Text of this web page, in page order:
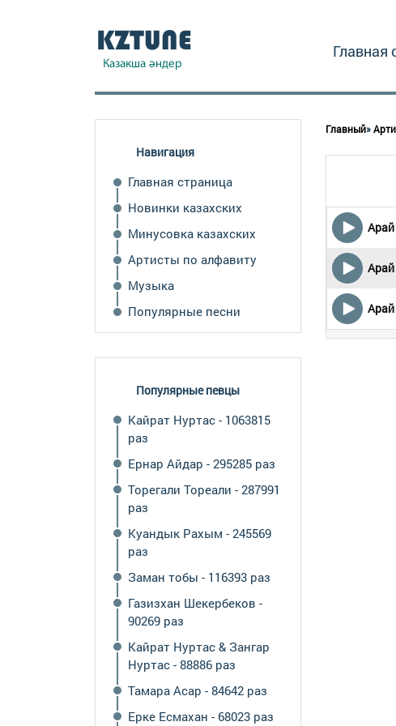
Главная
Навигация
Главная страница
Новинки казахских
Минусовка казахских
Артисты по алфавиту
Музыка
Популярные песни
Популярные певцы
Кайрат Нуртас - 1063815
раз
Ернар Айдар - 295285 раз
Торегали Тореали - 287991
раз
Куандык Рахым - 245569
раз
Заман тобы - 116393 раз
Газизхан Шекербеков -
90269 раз
Кайрат Нуртас & Зангар
Нуртас - 88886 раз
Тамара Асар - 84642 раз
Ерке Есмахан - 68023 раз
Главный»
Арай